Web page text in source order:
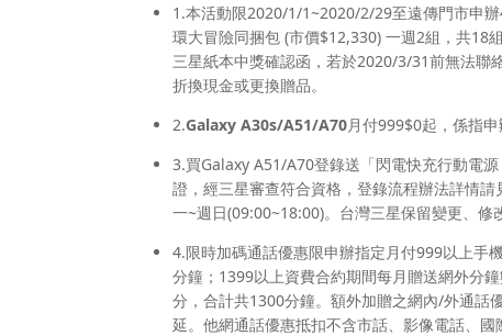
1.本活動限2020/1/1~2020/2/29至遠傳門市申
環大冒險同捆包 (市價$12,330) 一週2組，共18
三星紙本中獎確認函，若於2020/3/31前無法聯
折換現金或更換贈品。
2.Galaxy A30s/A51/A70月付999$0起，係指
3.買Galaxy A51/A70登錄送「閃電快充行動電
證，經三星審查符合資格，登錄流程辦法詳情
一~週日(09:00~18:00)。台灣三星保留變更、修
4.限時加碼通話優惠限申辦指定月付999以上手
分鐘；1399以上資費合約期間每月贈送網外分
分，合計共1300分鐘。額外加贈之網內/外通話
延。他網通話優惠抵扣不含市話、影像電話、